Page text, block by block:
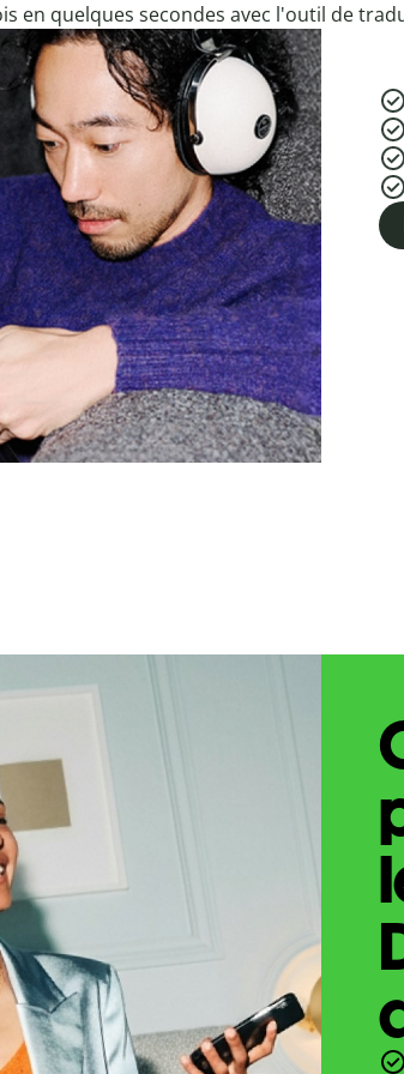
en quelques secondes avec l'outil de